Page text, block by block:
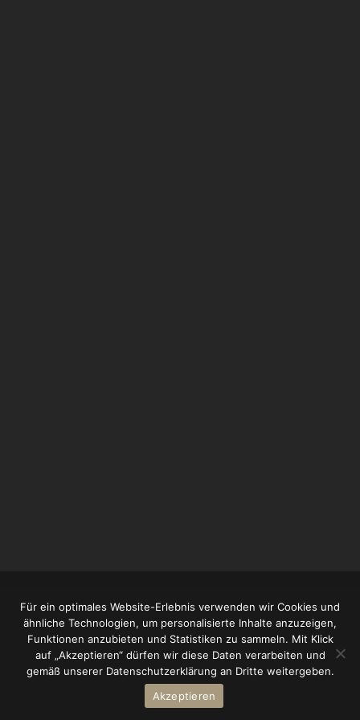
Burg Ronneburg
Auf der Burg 1
63549 Ronneburg
Für ein optimales Website-Erlebnis verwenden wir Cookies und
ähnliche Technologien, um personalisierte Inhalte anzuzeigen,
Funktionen anzubieten und Statistiken zu sammeln. Mit Klick
auf „Akzeptieren“ dürfen wir diese Daten verarbeiten und
gemäß unserer Datenschutzerklärung an Dritte weitergeben.
Akzeptieren